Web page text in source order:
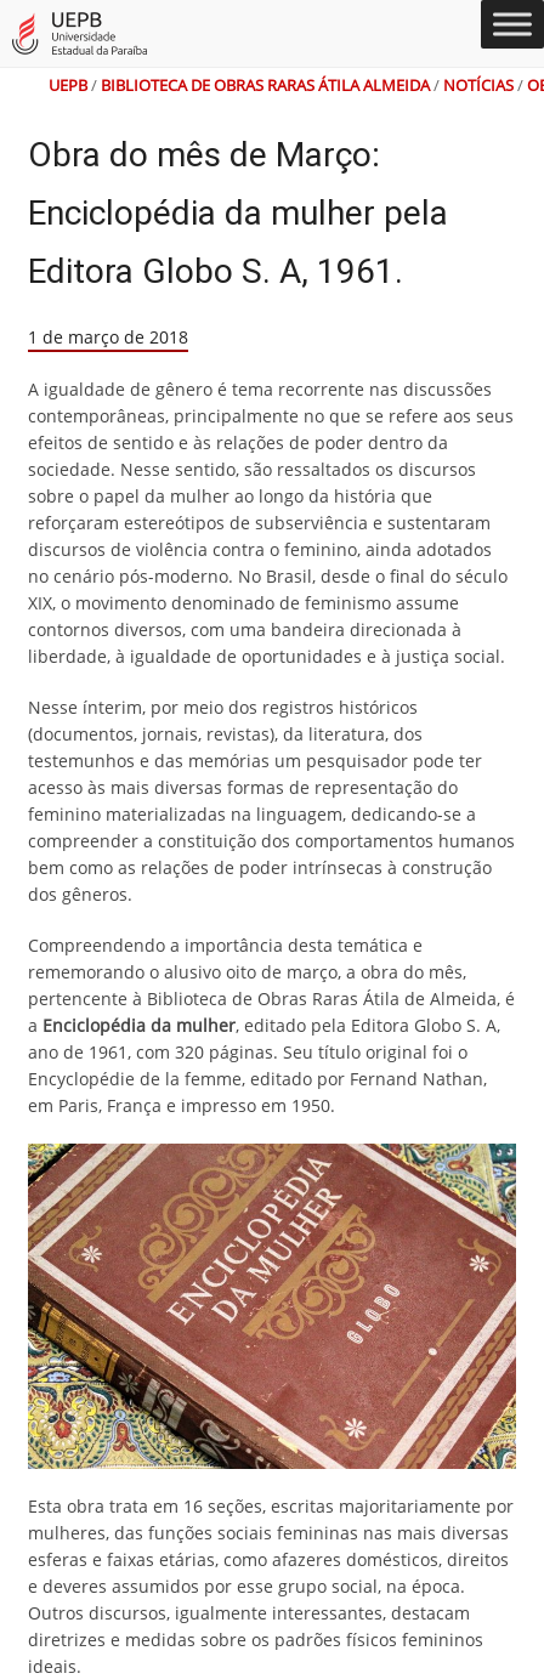
para
conteúdo
para
para
para
rodapé
Alto
Contraste
Mapa
do
Site
UEPB/ BIBLIOTECA DE OBRAS RARAS ÁTILA ALMEIDA/ NOTÍCIAS/
Obra do mês de Março:
Enciclopédia da mulher pela
Editora Globo S. A, 1961.
1 de março de 2018
A igualdade de gênero é tema recorrente nas discussões
contemporâneas, principalmente no que se refere aos seus
efeitos de sentido e às relações de poder dentro da
sociedade. Nesse sentido, são ressaltados os discursos
sobre o papel da mulher ao longo da história que
reforçaram estereótipos de subserviência e sustentaram
discursos de violência contra o feminino, ainda adotados
no cenário pós-moderno. No Brasil, desde o final do século
XIX, o movimento denominado de feminismo assume
contornos diversos, com uma bandeira direcionada à
liberdade, à igualdade de oportunidades e à justiça social.
Nesse ínterim, por meio dos registros históricos
(documentos, jornais, revistas), da literatura, dos
testemunhos e das memórias um pesquisador pode ter
acesso às mais diversas formas de representação do
feminino materializadas na linguagem, dedicando-se a
compreender a constituição dos comportamentos humanos
bem como as relações de poder intrínsecas à construção
dos gêneros.
Compreendendo a importância desta temática e
rememorando o alusivo oito de março, a obra do mês,
pertencente à Biblioteca de Obras Raras Átila de Almeida, é
a Enciclopédia da mulher, editado pela Editora Globo S. A,
ano de 1961, com 320 páginas. Seu título original foi o
Encyclopédie de la femme, editado por Fernand Nathan,
em Paris, França e impresso em 1950.
Esta obra trata em 16 seções, escritas majoritariamente por
mulheres, das funções sociais femininas nas mais diversas
esferas e faixas etárias, como afazeres domésticos, direitos
e deveres assumidos por esse grupo social, na época.
Outros discursos, igualmente interessantes, destacam
diretrizes e medidas sobre os padrões físicos femininos
ideais.